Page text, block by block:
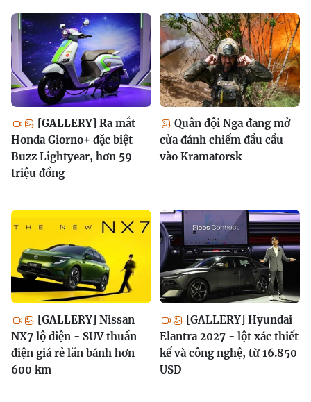
[GALLERY] Ra mắt
Honda Giorno+ đặc biệt
Buzz Lightyear, hơn 59
triệu đồng
Quân đội Nga đang mở
cửa đánh chiếm đầu cầu
vào Kramatorsk
[GALLERY] Nissan
NX7 lộ diện - SUV thuần
điện giá rẻ lăn bánh hơn
600 km
[GALLERY] Hyundai
Elantra 2027 - lột xác thiết
kế và công nghệ, từ 16.850
USD